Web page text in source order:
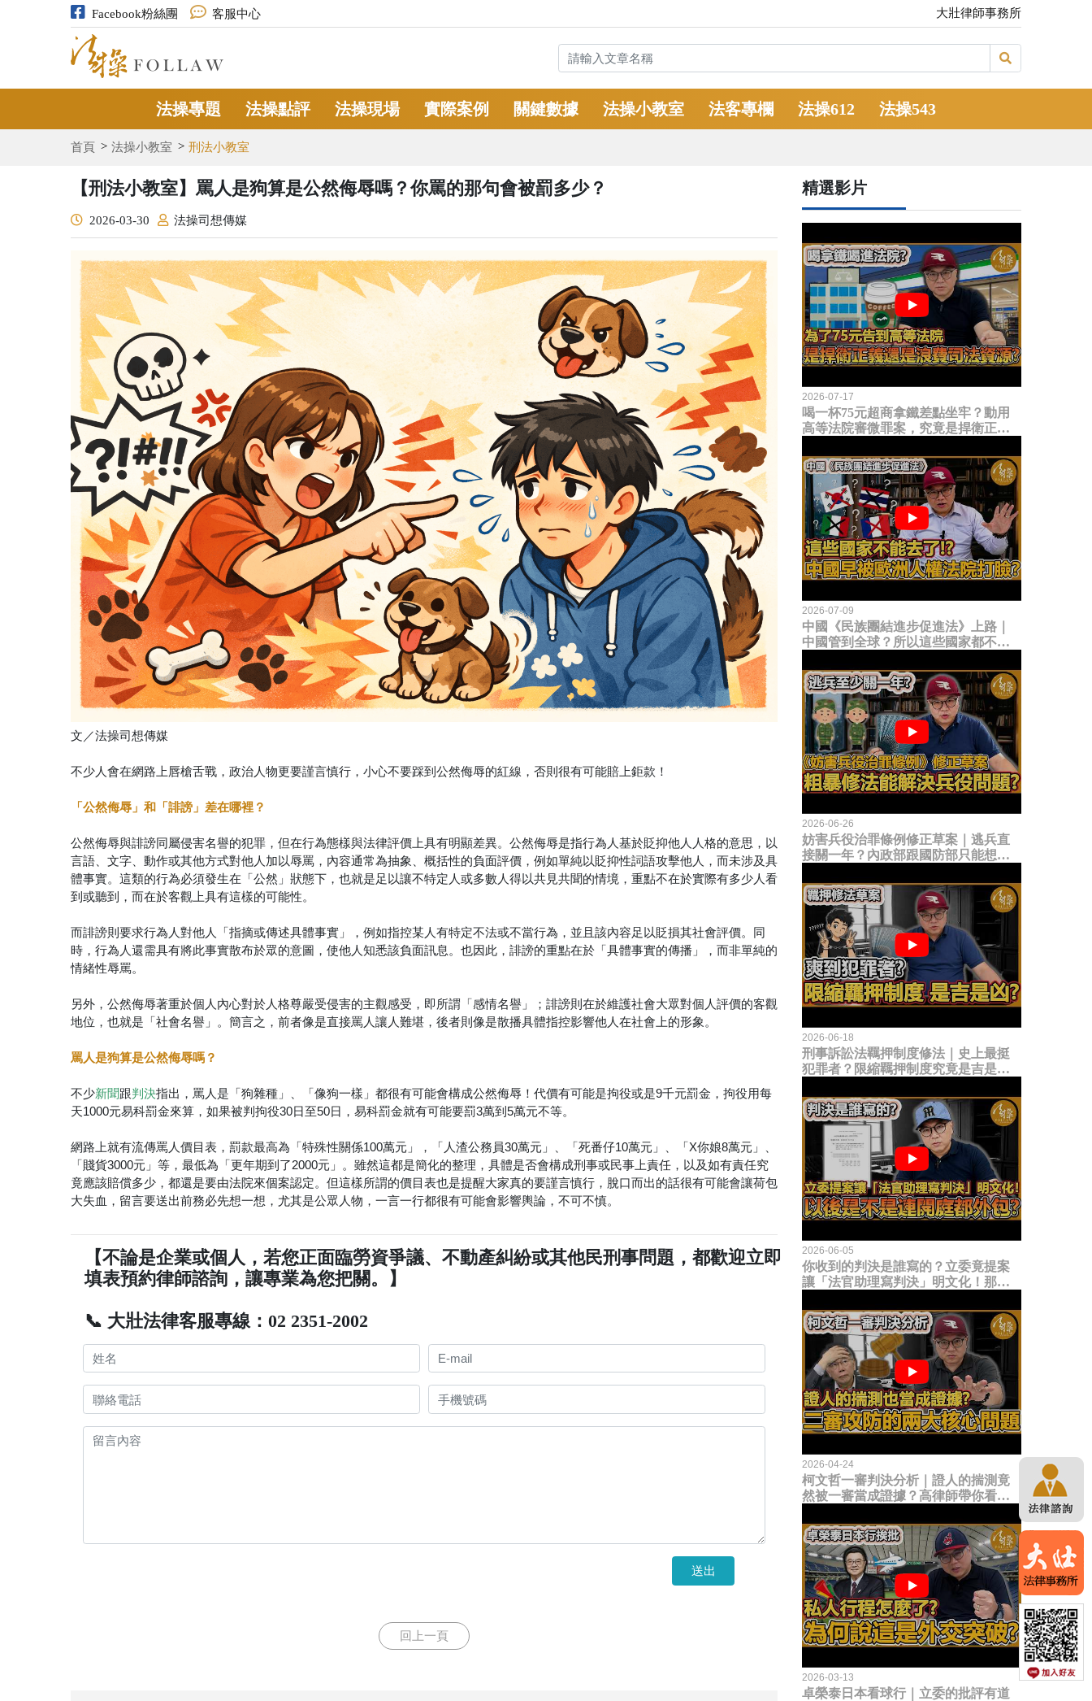
Facebook粉絲團 客服中心 大壯律師事務所
法操專題 法操點評 法操現場 實際案例 關鍵數據 法操小教室 法客專欄 法操612 法操543
首頁 法操小教室 刑法小教室
【刑法小教室】罵人是狗算是公然侮辱嗎？你罵的那句會被罰多少？
2026-03-30 法操司想傳媒
文／法操司想傳媒
不少人會在網路上唇槍舌戰，政治人物更要謹言慎行，小心不要踩到公然侮辱的紅線，否則很有可能賠上鉅款！
「公然侮辱」和「誹謗」差在哪裡？
公然侮辱與誹謗同屬侵害名譽的犯罪，但在行為態樣與法律評價上具有明顯差異。公然侮辱是指行為人基於貶抑他人人格的意思，以
言語、文字、動作或其他方式對他人加以辱罵，內容通常為抽象、概括性的負面評價，例如單純以貶抑性詞語攻擊他人，而未涉及具
體事實。這類的行為必須發生在「公然」狀態下，也就是足以讓不特定人或多數人得以共見共聞的情境，重點不在於實際有多少人看
到或聽到，而在於客觀上具有這樣的可能性。
而誹謗則要求行為人對他人「指摘或傳述具體事實」，例如指控某人有特定不法或不當行為，並且該內容足以貶損其社會評價。同
時，行為人還需具有將此事實散布於眾的意圖，使他人知悉該負面訊息。也因此，誹謗的重點在於「具體事實的傳播」，而非單純的
情緒性辱罵。
另外，公然侮辱著重於個人內心對於人格尊嚴受侵害的主觀感受，即所謂「感情名譽」；誹謗則在於維護社會大眾對個人評價的客觀
地位，也就是「社會名譽」。簡言之，前者像是直接罵人讓人難堪，後者則像是散播具體指控影響他人在社會上的形象。
罵人是狗算是公然侮辱嗎？
不少新聞跟判決指出，罵人是「狗雜種」、「像狗一樣」都很有可能會構成公然侮辱！代價有可能是拘役或是9千元罰金，拘役用每
天1000元易科罰金來算，如果被判拘役30日至50日，易科罰金就有可能要罰3萬到5萬元不等。
網路上就有流傳罵人價目表，罰款最高為「特殊性關係100萬元」，「人渣公務員30萬元」、「死番仔10萬元」、「X你娘8萬元」、
「賤貨3000元」等，最低為「更年期到了2000元」。雖然這都是簡化的整理，具體是否會構成刑事或民事上責任，以及如有責任究
竟應該賠償多少，都還是要由法院來個案認定。但這樣所謂的價目表也是提醒大家真的要謹言慎行，脫口而出的話很有可能會讓荷包
大失血，留言要送出前務必先想一想，尤其是公眾人物，一言一行都很有可能會影響輿論，不可不慎。
【不論是企業或個人，若您正面臨勞資爭議、不動產糾紛或其他民刑事問題，都歡迎立即
填表預約律師諮詢，讓專業為您把關。】
📞 大壯法律客服專線：02 2351-2002
送出
回上一頁
精選影片
2026-07-17
喝一杯75元超商拿鐵差點坐牢？動用
高等法院審微罪案，究竟是捍衛正義
2026-07-09
中國《民族團結進步促進法》上路｜
中國管到全球？所以這些國家都不能
臉？
2026-06-26
妨害兵役治罪條例修正草案｜逃兵直
接關一年？內政部跟國防部只能想到
題？
2026-06-18
刑事訴訟法羈押制度修法｜史上最挺
犯罪者？限縮羈押制度究竟是吉是
2026-06-05
你收到的判決是誰寫的？立委竟提案
讓「法官助理寫判決」明文化！那以
2026-04-24
柯文哲一審判決分析｜證人的揣測竟
然被一審當成證據？高律師帶你看未
2026-03-13
卓榮泰日本看球行｜立委的批評有道